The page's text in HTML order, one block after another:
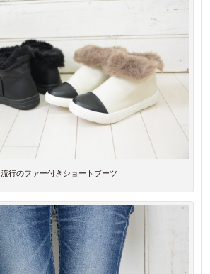
流行のファー付きショートブーツ